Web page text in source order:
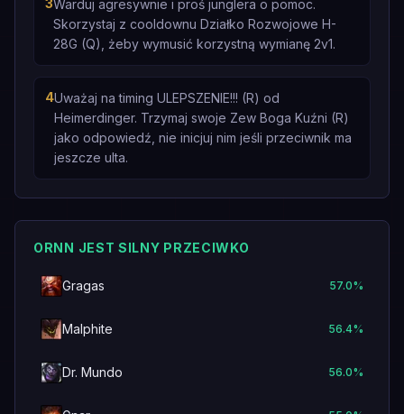
3Warduj agresywnie i proś junglera o pomoc.
Skorzystaj z cooldownu Działko Rozwojowe H-
28G (Q), żeby wymusić korzystną wymianę 2v1.
4Uważaj na timing ULEPSZENIE!!! (R) od
Heimerdinger. Trzymaj swoje Zew Boga Kuźni (R)
jako odpowiedź, nie inicjuj nim jeśli przeciwnik ma
jeszcze ulta.
ORNN JEST SILNY PRZECIWKO
Gragas 57.0%
Malphite 56.4%
Dr. Mundo 56.0%